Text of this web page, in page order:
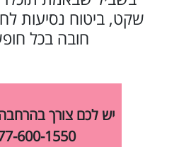
שקט, ביטוח נסיעות
חובה בכל
יש לכם צורך
600-1550